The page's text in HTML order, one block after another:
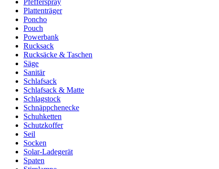
Pfefferspray
Plattenträger
Poncho
Pouch
Powerbank
Rucksack
Rucksäcke & Taschen
Säge
Sanitär
Schlafsack
Schlafsack & Matte
Schlagstock
Schnäppchenecke
Schuhketten
Schutzkoffer
Seil
Socken
Solar-Ladegerät
Spaten